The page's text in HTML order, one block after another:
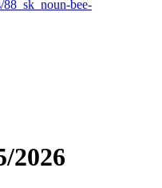
2026